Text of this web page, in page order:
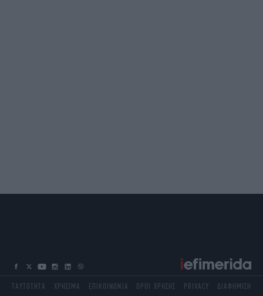
ΤΑΥΤΟΤΗΤΑ ΧΡΗΣΙΜΑ ΕΠΙΚΟΙΝΩΝΙΑ ΟΡΟΙ ΧΡΗΣΗΣ PRIVACY ΔΙΑΦΗΜΙΣΗ